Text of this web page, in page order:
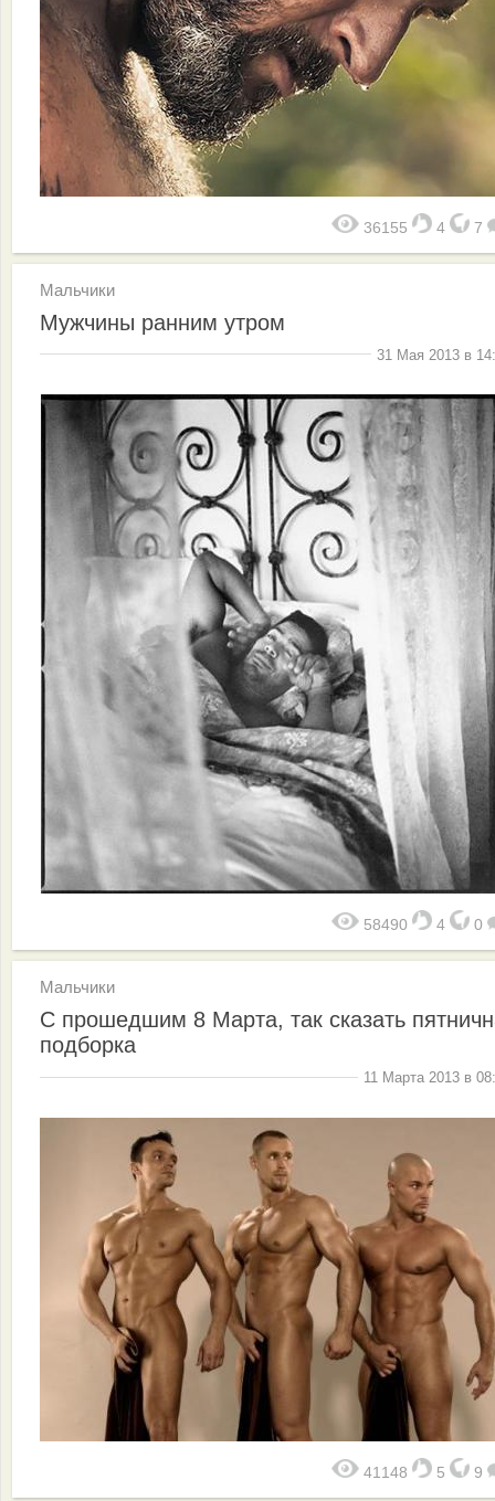
36155 4 7
Мальчики
Мужчины ранним утром
31 Мая 2013 в
58490 4 0
Мальчики
C прошедшим 8 Марта, так сказать
подборка
11 Марта 2013 в
41148 5 9